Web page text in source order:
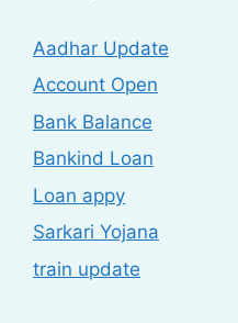
Aadhar Update
Account Open
Bank Balance
Bankind Loan
Loan appy
Sarkari Yojana
train update